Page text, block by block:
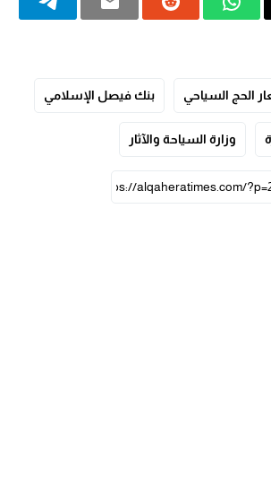
الحج السياحي بنك فيصل الإسلامي
وزارة السياحة والآثار